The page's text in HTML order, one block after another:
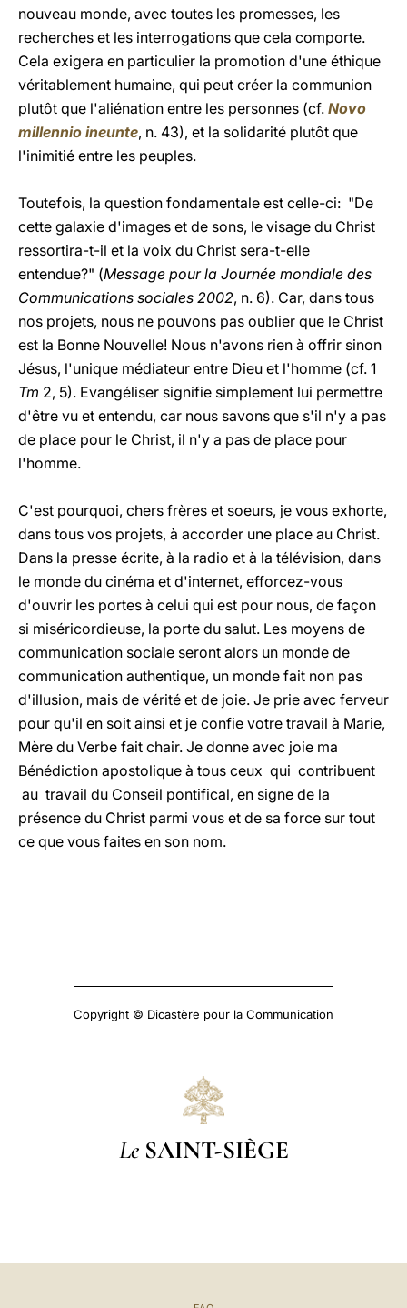
nouveau monde, avec toutes les promesses, les
recherches et les interrogations que cela comporte.
Cela exigera en particulier la promotion d'une éthique
véritablement humaine, qui peut créer la communion
plutôt que l'aliénation entre les personnes (cf. Novo
millennio ineunte, n. 43), et la solidarité plutôt que
l'inimitié entre les peuples.
Toutefois, la question fondamentale est celle-ci: "De
cette galaxie d'images et de sons, le visage du Christ
ressortira-t-il et la voix du Christ sera-t-elle
entendue?" (Message pour la Journée mondiale des
Communications sociales 2002, n. 6). Car, dans tous
nos projets, nous ne pouvons pas oublier que le Christ
est la Bonne Nouvelle! Nous n'avons rien à offrir sinon
Jésus, l'unique médiateur entre Dieu et l'homme (cf. 1
Tm 2, 5). Evangéliser signifie simplement lui permettre
d'être vu et entendu, car nous savons que s'il n'y a pas
de place pour le Christ, il n'y a pas de place pour
l'homme.
C'est pourquoi, chers frères et soeurs, je vous exhorte,
dans tous vos projets, à accorder une place au Christ.
Dans la presse écrite, à la radio et à la télévision, dans
le monde du cinéma et d'internet, efforcez-vous
d'ouvrir les portes à celui qui est pour nous, de façon
si miséricordieuse, la porte du salut. Les moyens de
communication sociale seront alors un monde de
communication authentique, un monde fait non pas
d'illusion, mais de vérité et de joie. Je prie avec ferveur
pour qu'il en soit ainsi et je confie votre travail à Marie,
Mère du Verbe fait chair. Je donne avec joie ma
Bénédiction apostolique à tous ceux qui contribuent
au travail du Conseil pontifical, en signe de la
présence du Christ parmi vous et de sa force sur tout
ce que vous faites en son nom.
Copyright © Dicastère pour la Communication
Le SAINT-SIÈGE